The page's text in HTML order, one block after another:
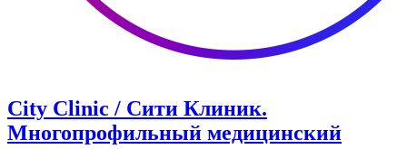
City Clinic / Сити Клиник.
Многопрофильный медицинский